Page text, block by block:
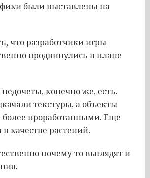
были выставлены на
что разработчики игры
продвинулись в плане
конечно же, есть.
текстуры, а объекты
проработанными. Еще
качестве растений.
почему-то выглядят и